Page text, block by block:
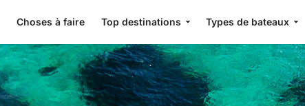
Choses à faire Top destinations Types de bateaux